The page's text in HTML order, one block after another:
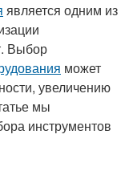
является одним из
Выбор
может
увеличению
мы
инструментов